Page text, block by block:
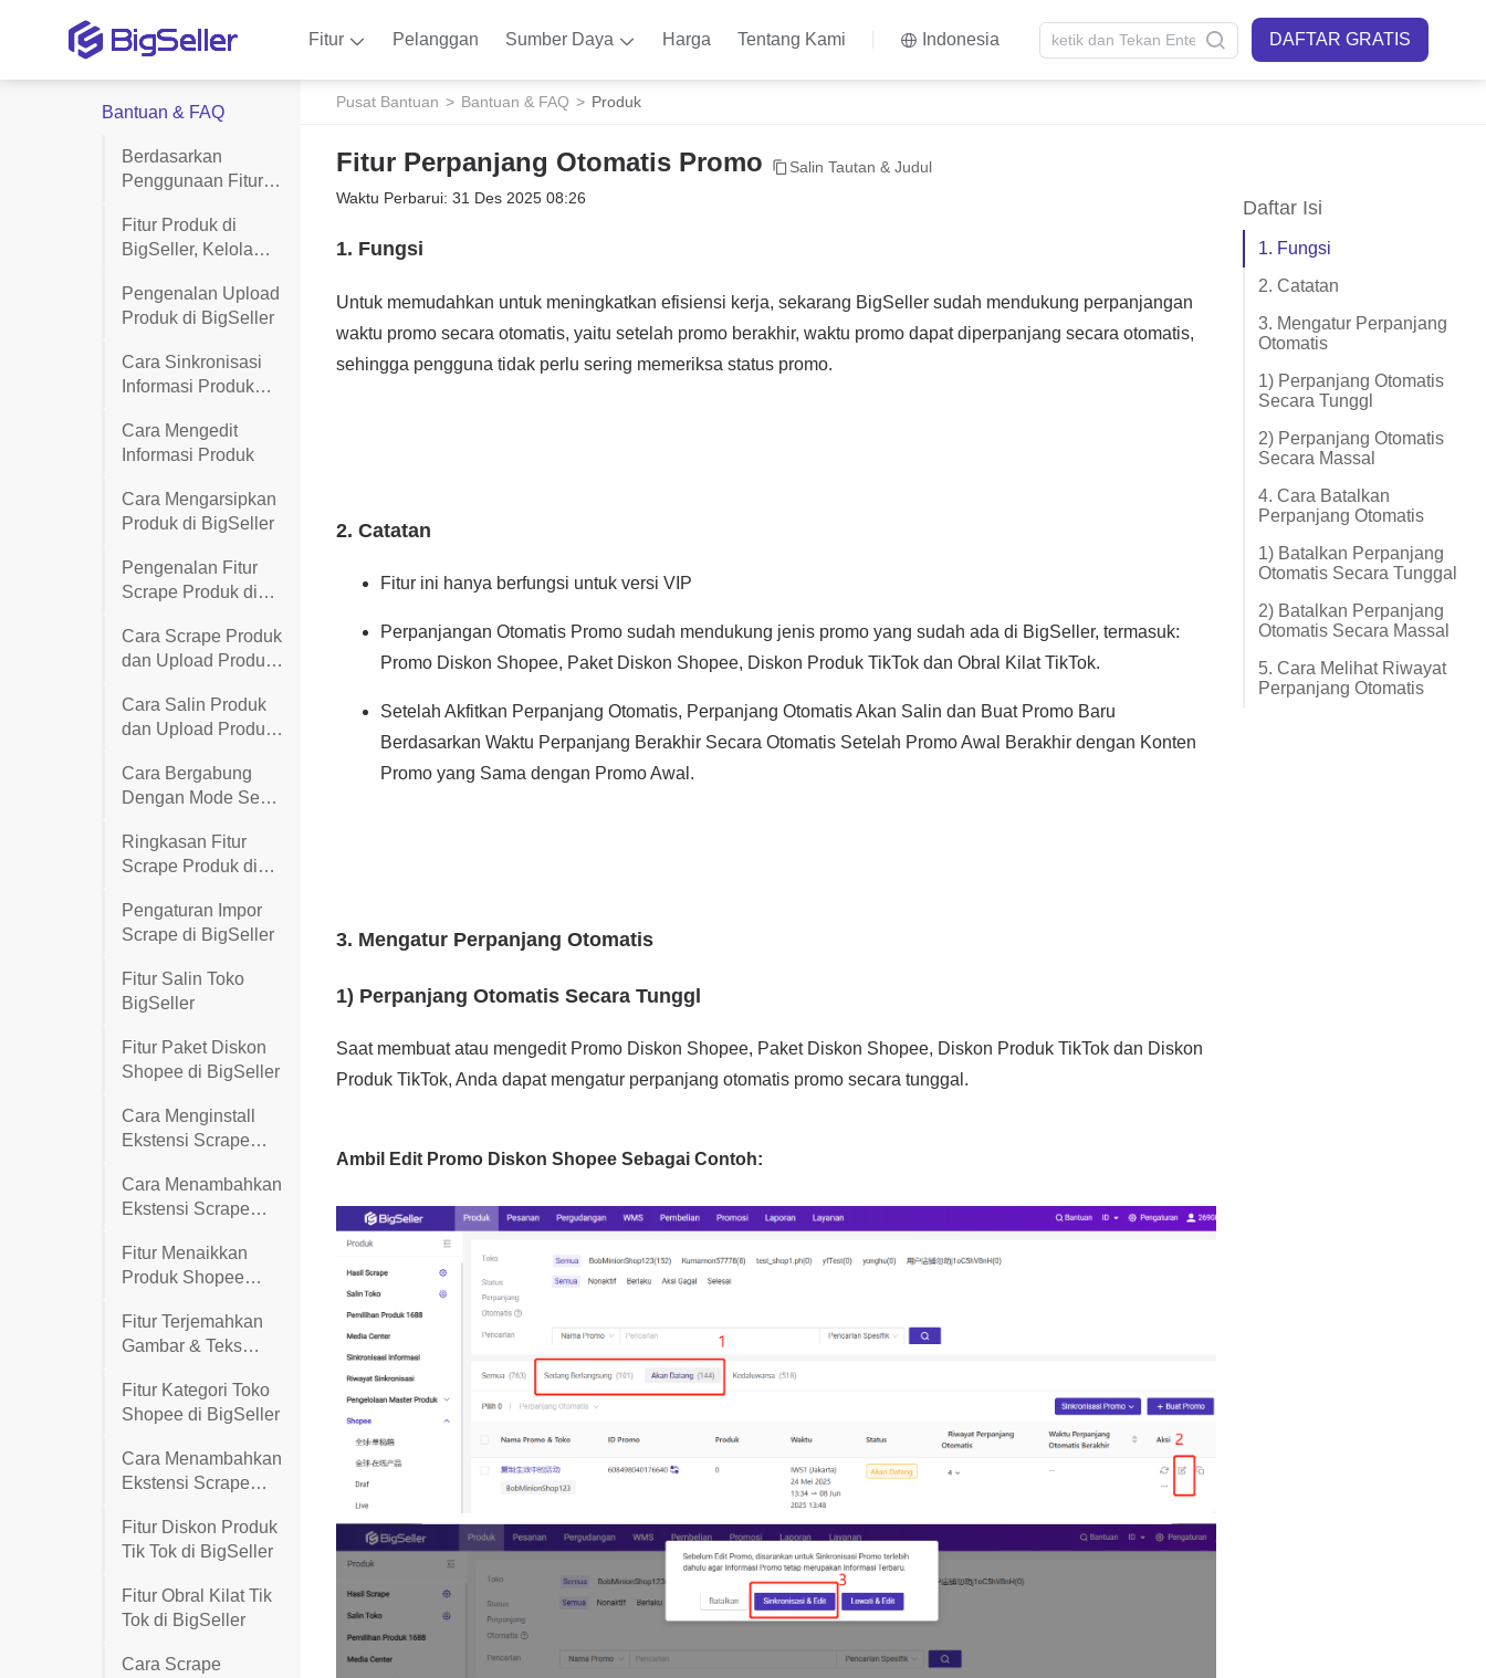
Fitur Pelanggan Sumber Daya Harga Tentang Kami Indonesia DAFTAR GRATIS
Bantuan & FAQ
Berdasarkan
Penggunaan Fitur -
Fitur Produk di
BigSeller, Kelola
Efisien, Tingkatkan
Penjualan Toko
Pengenalan Upload
Produk di BigSeller
Cara Sinkronisasi
Informasi Produk
Cara Mengedit
Informasi Produk
Cara Mengarsipkan
Produk di BigSeller
Pengenalan Fitur
Scrape Produk di
Cara Scrape Produk
dan Upload Produk
BigSeller
Cara Salin Produk
dan Upload Produk
BigSeller
Cara Bergabung
Dengan Mode Semi
Ringkasan Fitur
Scrape Produk di
Pengaturan Impor
Scrape di BigSeller
Fitur Salin Toko
BigSeller
Fitur Paket Diskon
Shopee di BigSeller
Cara Menginstall
Ekstensi Scrape
Secara Manual
Cara Menambahkan
Ekstensi Scrape
Chrome
Fitur Menaikkan
Produk Shopee
Fitur Terjemahkan
Gambar & Teks
informasi produk
dengan cepat)
Fitur Kategori Toko
Shopee di BigSeller
Cara Menambahkan
Ekstensi Scrape
Android
Fitur Diskon Produk
Tik Tok di BigSeller
Fitur Obral Kilat Tik
Tok di BigSeller
Cara Scrape
Pusat Bantuan Bantuan & FAQ Produk
Daftar Isi
1. Fungsi
2. Catatan
3. Mengatur Perpanjang
Otomatis
1) Perpanjang Otomatis
Secara Tunggl
2) Perpanjang Otomatis
Secara Massal
4. Cara Batalkan
Perpanjang Otomatis
1) Batalkan Perpanjang
Otomatis Secara Tunggal
2) Batalkan Perpanjang
Otomatis Secara Massal
5. Cara Melihat Riwayat
Perpanjang Otomatis
Fitur Perpanjang Otomatis Promo
Salin Tautan & Judul
Waktu Perbarui: 31 Des 2025 08:26